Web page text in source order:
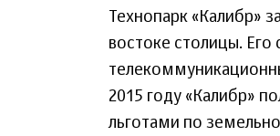
Технопарк «Калибр»
востоке столицы.
2015 году «Калибр»
льготами по